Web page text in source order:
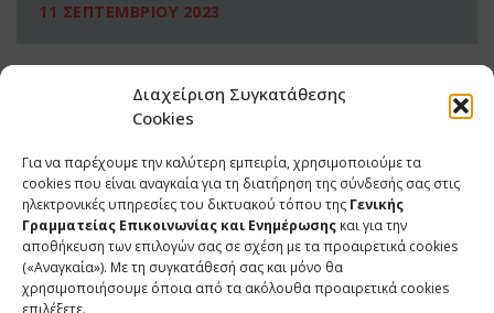
Διαχείριση Συγκατάθεσης
Cookies
Για να παρέχουμε την καλύτερη εμπειρία, χρησιμοποιούμε τα
cookies που είναι αναγκαία για τη διατήρηση της σύνδεσής σας στις
ηλεκτρονικές υπηρεσίες του δικτυακού τόπου της Γενικής
Γραμματείας Επικοινωνίας και Ενημέρωσης και για την
αποθήκευση των επιλογών σας σε σχέση με τα προαιρετικά cookies
(«Αναγκαία»). Με τη συγκατάθεσή σας και μόνο θα
χρησιμοποιήσουμε όποια από τα ακόλουθα προαιρετικά cookies
επιλέξετε.
11 ΣΕΠΤΕΜΒΡΙΟΥ 2023
ΕΠΙΚΟΙΝΩΝΙΑ